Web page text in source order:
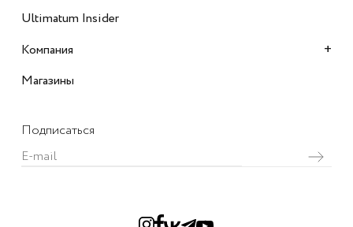
Ultimatum Insider
Компания
+
Магазины
Подписаться